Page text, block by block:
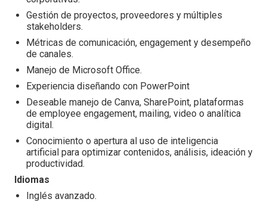
Gestión de proyectos, proveedores y múltiples
stakeholders.
Métricas de comunicación, engagement y desempeño
de canales.
Manejo de Microsoft Office.
Experiencia diseñando con PowerPoint
Deseable manejo de Canva, SharePoint, plataformas
de employee engagement, mailing, video o analítica
digital.
Conocimiento o apertura al uso de inteligencia
artificial para optimizar contenidos, análisis, ideación y
productividad.
Idiomas
Inglés avanzado.